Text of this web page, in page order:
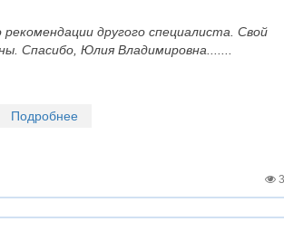
другого специалиста. Свой
Спасибо, Юлия Владимировна.......
Подробнее